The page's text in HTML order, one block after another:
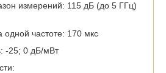
измерений: 115 дБ (до 5 ГГц)
частоте: 170 мкс
-25; 0 дБ/мВт